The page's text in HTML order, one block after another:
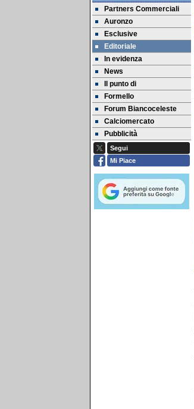
Partners Commerciali
Auronzo
Esclusive
Editoriale
In evidenza
News
Il punto di
Formello
Forum Biancoceleste
Calciomercato
Pubblicità
Segui
Mi Piace